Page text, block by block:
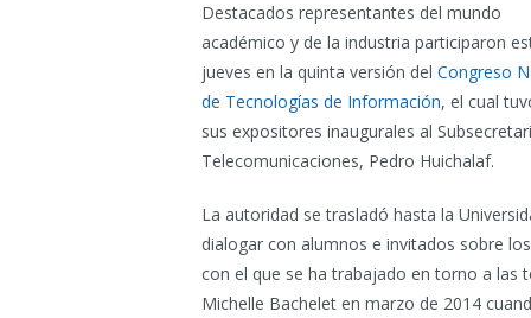
Destacados representantes del mundo
académico y de la industria participaron
jueves en la quinta versión del Congreso
de Tecnologías de Información, el cual
sus expositores inaugurales al
Telecomunicaciones, Pedro Huichalaf.
La autoridad se trasladó hasta la
dialogar con alumnos e invitados sobre
con el que se ha trabajado en torno a las
Michelle Bachelet en marzo de 2014